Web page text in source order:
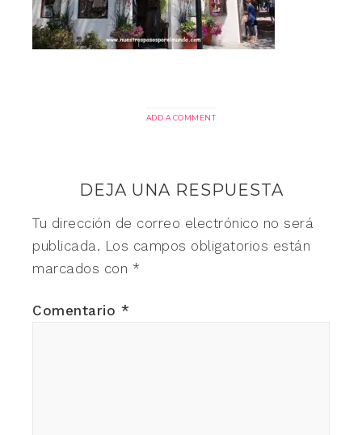
ADD A COMMENT
DEJA UNA RESPUESTA
Tu dirección de correo electrónico no será
publicada. Los campos obligatorios están
marcados con *
Comentario *